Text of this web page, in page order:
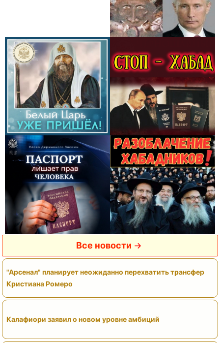
Все новости
"Арсенал" планирует неожиданно перехватить трансфер
Кристиана Ромеро
Калафиори заявил о новом уровне амбиций